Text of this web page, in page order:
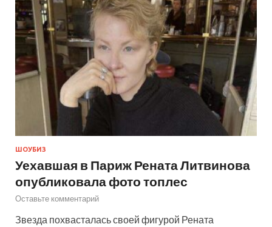
ШОУБИЗ
Уехавшая в Париж Рената Литвинова
опубликовала фото топлес
Оставьте комментарий
Звезда похвасталась своей фигурой Рената